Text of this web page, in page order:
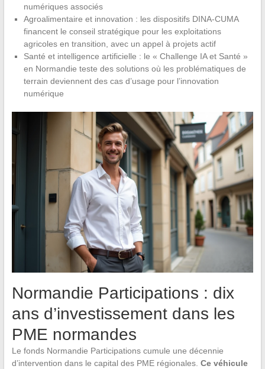
numériques associés
Agroalimentaire et innovation : les dispositifs DINA-CUMA
financent le conseil stratégique pour les exploitations
agricoles en transition, avec un appel à projets actif
Santé et intelligence artificielle : le « Challenge IA et Santé »
en Normandie teste des solutions où les problématiques de
terrain deviennent des cas d’usage pour l’innovation
numérique
Normandie Participations : dix
ans d’investissement dans les
PME normandes
Le fonds Normandie Participations cumule une décennie
d’intervention dans le capital des PME régionales. Ce véhicule